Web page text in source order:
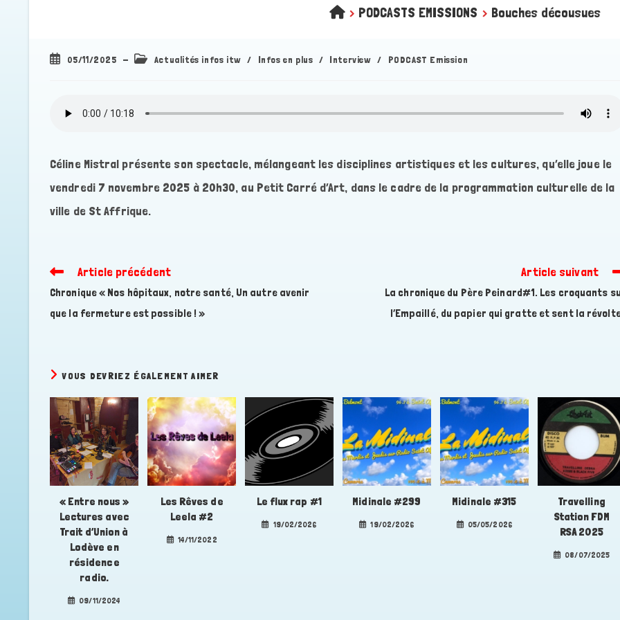
> PODCASTS EMISSIONS > Bouches décousues
Publication
05/11/2025
PostActualités infos itw / Infos en plus / Interview / PODCAST Emission
Céline Mistral présente son spectacle, mélangeant les disciplines artistiques et les cultures, qu’elle joue le
vendredi 7 novembre 2025 à 20h30, au Petit Carré d’Art, dans le cadre de la programmation culturelle de la
ville de St Affrique.
Read
articles
Article précédent
Chronique « Nos hôpitaux, notre santé, Un autre avenir
que la fermeture est possible ! »
Article suivant
La chronique du Père Peinard#1. Les croquants
l’Empaillé, du papier qui gratte et sent la
VOUS DEVRIEZ ÉGALEMENT AIMER
« Entre nous »
Lectures avec
Trait d’Union à
Lodève en
résidence
radio.
09/11/2024
Les Rêves de
Leela #2
14/11/2022
Le flux rap #1
19/02/2026
Midinale #299
19/02/2026
Midinale #315
05/05/2026
Travelling
Station FDM
RSA 2025
08/07/2025